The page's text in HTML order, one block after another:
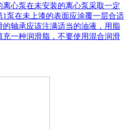
离心泵在未安装的离心泵采取一定
1泵在未上漆的表面应涂覆一层合适
的轴承应该注满适当的油液，用脂
充一种润滑脂，不要使用混合润滑